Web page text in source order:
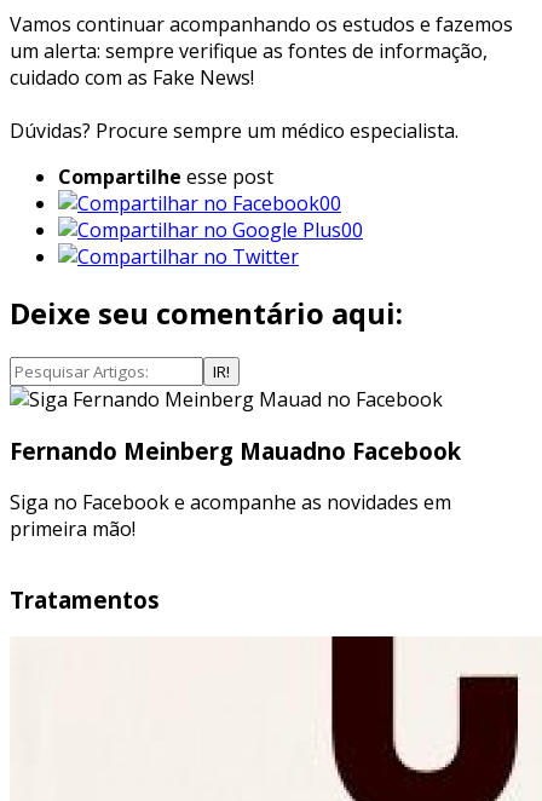
Vamos continuar acompanhando os estudos e fazemos
um alerta: sempre verifique as fontes de informação,
cuidado com as Fake News!
Dúvidas? Procure sempre um médico especialista.
Compartilhe esse post
00
00
Deixe seu comentário aqui:
IR!
Fernando Meinberg Mauadno Facebook
Siga no Facebook e acompanhe as novidades em
primeira mão!
Tratamentos